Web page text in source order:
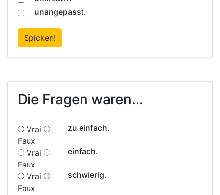
unangepasst.
Spicken!
Die Fragen waren...
Vrai
Faux
zu einfach.
Vrai
Faux
einfach.
Vrai
Faux
schwierig.